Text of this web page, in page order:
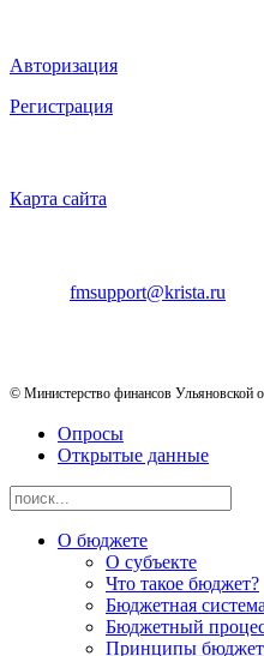
Авторизация
Регистрация
Карта сайта
fmsupport@krista.ru
© Министерство финансов Ульяновской
Опросы
Открытые данные
О бюджете
О субъекте
Что такое бюджет?
Бюджетная система
Бюджетный
Принципы